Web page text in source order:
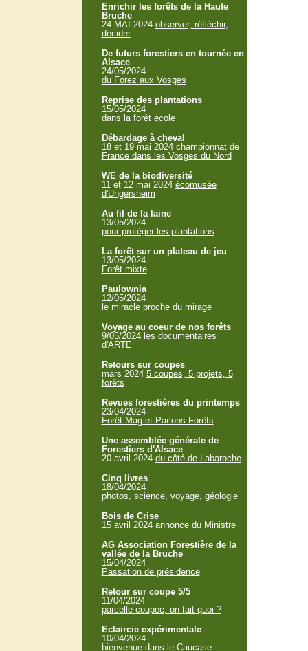
Enrichir les forêts de la Haute
Bruche
24 MAI 2024 observer, réfléchir,
décider
De futurs forestiers en tournée en
Alsace
24/05/2024
du Forez aux Vosges
Reprise des plantations
15/05/2024
dans la forêt école
Débardage à cheval
18 et 19 mai 2024 championnat de
France dans les Vosges du Nord
WE de la biodiversité
11 et 12 mai 2024 écomusée
d'Ungersheim
Au fil de la laine
13/05/2024
pour protéger les plantations
La forêt sur un plateau de jeu
13/05/2024
Forêt mixte
Paulownia
12/05/2024
le miracle proche du mirage
Voyage au coeur de nos forêts
9/05/2024 les documentaires
d'ARTE
Retours sur coupes
mars 2024 5 coupes, 5 projets, 5
forêts
Revues forestières du printemps
23/04/2024
Forêt Mag et Parlons Forêts
Une assemblée générale de
Forestiers d'Alsace
20 avril 2024 du côté de Labaroche
Cinq livres
18/04/2024
photos, science, voyage, géologie
Bois de Crise
15 avril 2024 annonce du Ministre
AG Association Forestière de la
vallée de la Bruche
15/04/2024
Passation de présidence
Retour sur coupe 5/5
11/04/2024
parcelle coupée, on fait quoi ?
Eclaircie expérimentale
10/04/2024
bienvenue dans le Caucase